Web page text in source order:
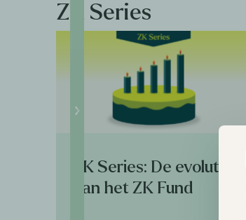
ZK Series
ZK Series: De evolutie
van het ZK Fund